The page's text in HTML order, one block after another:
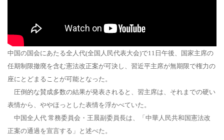
中国の国会にあたる全人代(全国人民代表大会)で11日午後、国家主席の
任期制限撤廃を含む憲法改正案が可決し、習近平主席が無期限で権力の
座にとどまることが可能となった。
圧倒的な賛成多数の結果が発表されると、習主席は、それまでの硬い
表情から、ややほっとした表情を浮かべていた。
中国全人代 常務委員会・王晨副委員長は、「中華人民共和国憲法改
正案の通過を宣言する」と述べた。